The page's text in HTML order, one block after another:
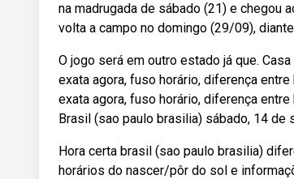
na madrugada de sábado (21) e chegou
volta a campo no domingo (29/09),
O jogo será em outro estado já que.
exata agora, fuso horário, diferença
exata agora, fuso horário, diferença
Brasil (sao paulo brasilia) sábado, 14 de
Hora certa brasil (sao paulo brasilia)
horários do nascer/pôr do sol e